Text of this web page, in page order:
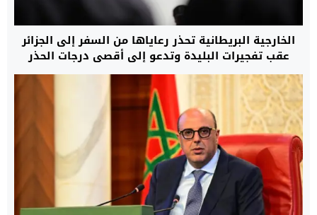
الخارجية البريطانية تحذر رعاياها من السفر إلى الجزائر
عقب تفجيرات البليدة وتدعو إلى أقصى درجات الحذر